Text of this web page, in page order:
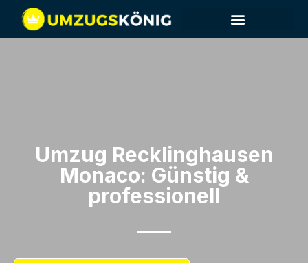
Umzug Recklinghausen​
Monaco: Günstig &
professionell​